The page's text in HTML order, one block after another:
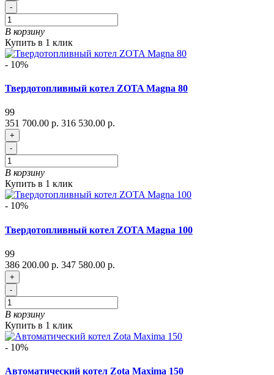
-
В корзину
Купить в 1 клик
- 10%
Твердотопливный котел ZOTA Magna 80
99
351 700.00 р. 316 530.00 р.
+
-
В корзину
Купить в 1 клик
- 10%
Твердотопливный котел ZOTA Magna 100
99
386 200.00 р. 347 580.00 р.
+
-
В корзину
Купить в 1 клик
- 10%
Автоматический котел Zota Maxima 150